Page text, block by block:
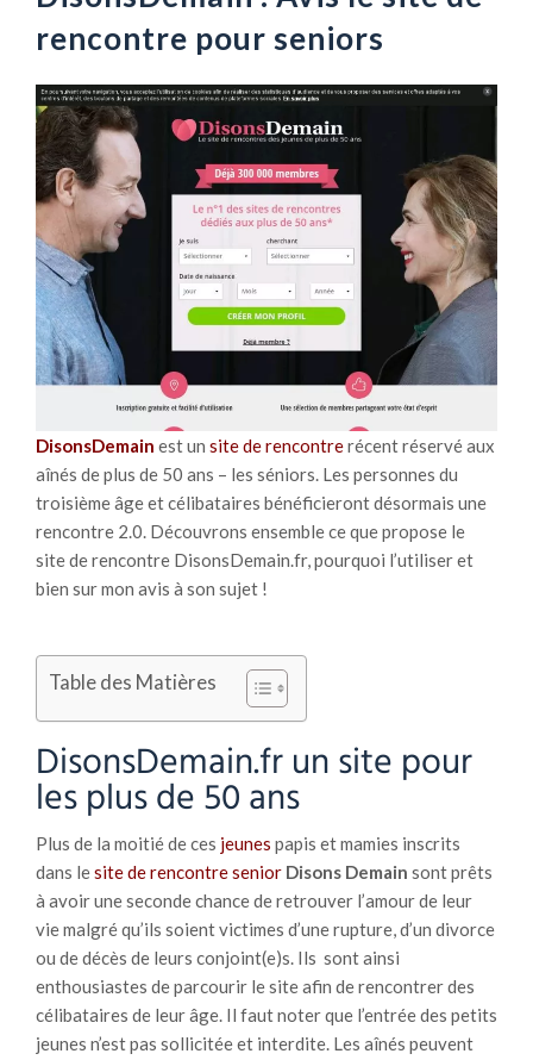
rencontre pour seniors
DisonsDemain est un site de rencontrerécent réservé aux
aînés de plus de 50 ans – les séniors. Les personnes du
troisième âge et célibataires bénéficieront désormais une
rencontre 2.0. Découvrons ensemble ce que propose le
site de rencontre DisonsDemain.fr, pourquoi l’utiliser et
bien sur mon avis à son sujet !
Table des Matières
DisonsDemain.fr un site pour
les plus de 50 ans
Plus de la moitié de ces jeunes papis et mamies inscrits
dans lesite de rencontre senior Disons Demain sont prêts
à avoir une seconde chance de retrouver l’amour de leur
vie malgré qu’ils soient victimes d’une rupture, d’un divorce
ou de décès de leurs conjoint(e)s. Ils sont ainsi
enthousiastes de parcourir le site afin de rencontrer des
célibataires de leur âge. Il faut noter que l’entrée des petits
jeunes n’est pas sollicitée et interdite. Les aînés peuvent